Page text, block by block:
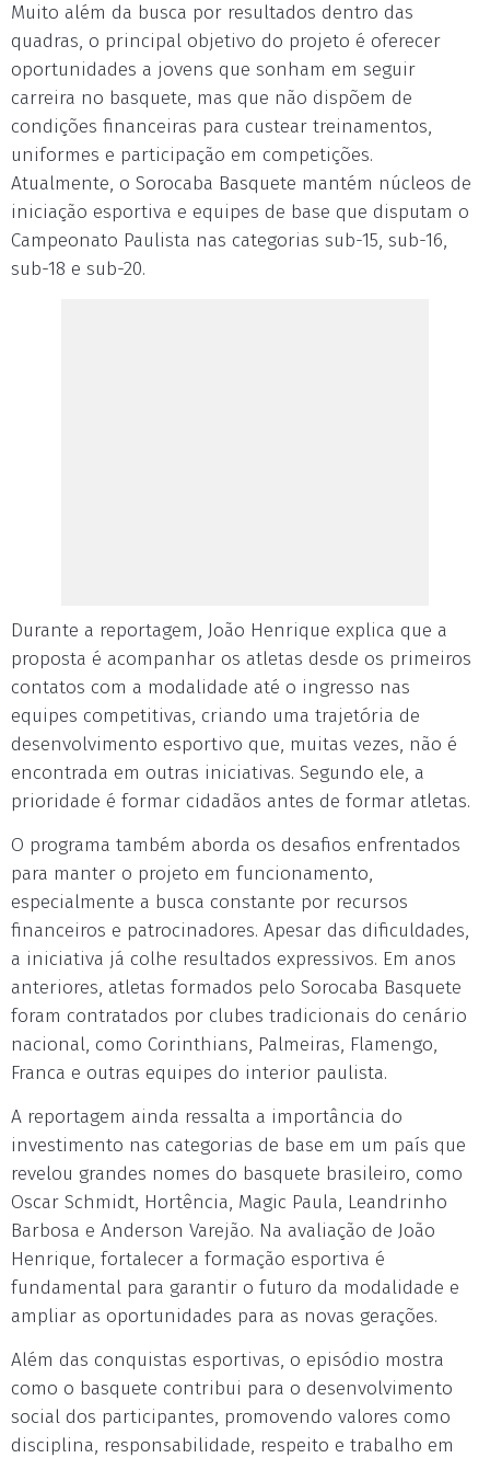
Muito além da busca por resultados dentro das
quadras, o principal objetivo do projeto é oferecer
oportunidades a jovens que sonham em seguir
carreira no basquete, mas que não dispõem de
condições financeiras para custear treinamentos,
uniformes e participação em competições.
Atualmente, o Sorocaba Basquete mantém núcleos de
iniciação esportiva e equipes de base que disputam o
Campeonato Paulista nas categorias sub-15, sub-16,
sub-18 e sub-20.
Durante a reportagem, João Henrique explica que a
proposta é acompanhar os atletas desde os primeiros
contatos com a modalidade até o ingresso nas
equipes competitivas, criando uma trajetória de
desenvolvimento esportivo que, muitas vezes, não é
encontrada em outras iniciativas. Segundo ele, a
prioridade é formar cidadãos antes de formar atletas.
O programa também aborda os desafios enfrentados
para manter o projeto em funcionamento,
especialmente a busca constante por recursos
financeiros e patrocinadores. Apesar das dificuldades,
a iniciativa já colhe resultados expressivos. Em anos
anteriores, atletas formados pelo Sorocaba Basquete
foram contratados por clubes tradicionais do cenário
nacional, como Corinthians, Palmeiras, Flamengo,
Franca e outras equipes do interior paulista.
A reportagem ainda ressalta a importância do
investimento nas categorias de base em um país que
revelou grandes nomes do basquete brasileiro, como
Oscar Schmidt, Hortência, Magic Paula, Leandrinho
Barbosa e Anderson Varejão. Na avaliação de João
Henrique, fortalecer a formação esportiva é
fundamental para garantir o futuro da modalidade e
ampliar as oportunidades para as novas gerações.
Além das conquistas esportivas, o episódio mostra
como o basquete contribui para o desenvolvimento
social dos participantes, promovendo valores como
disciplina, responsabilidade, respeito e trabalho em